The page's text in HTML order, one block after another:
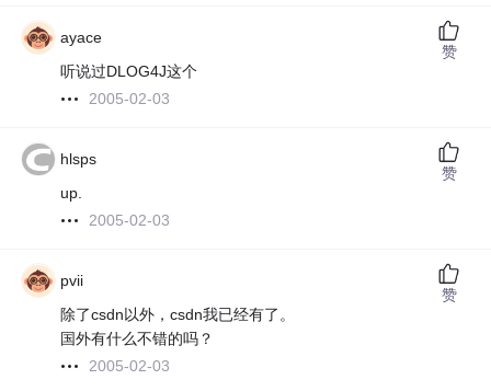
ayace
听说过DLOG4J这个
2005-02-03
赞
hlsps
up.
2005-02-03
赞
pvii
除了csdn以外，csdn我已经有了。
国外有什么不错的吗？
2005-02-03
赞